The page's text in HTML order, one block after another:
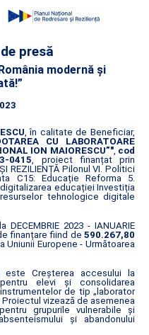
presă
modernă și
, în calitate de Beneficiar,
CU LABORATOARE
ION MAIORESCU”", cod
0415, proiect finanțat prin
REZILIENȚĂ Pilonul VI. Politici
C15: Educație Reforma 5.
educației Investiția
tehnologice digitale
2023 - IANUARIE
finanțare fiind de 590.267,80
Uniunii Europene - Următoarea
este Creșterea accesului la
elevi și consolidarea
de tip „laborator
vizează de asemenea
grupurile vulnerabile și
și abandonului